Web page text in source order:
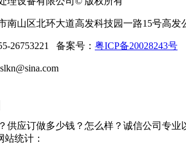
南山区北环大道高发科技园一路15号高发
26753221 备案号： 粤ICP备20028243号
供应订做多少钱？怎么样？诚信公司专
站统计：